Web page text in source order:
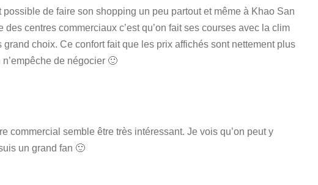
possible de faire son shopping un peu partout et même à Khao San
des centres commerciaux c’est qu’on fait ses courses avec la clim
grand choix. Ce confort fait que les prix affichés sont nettement plus
de négocier 🙂
commercial semble être très intéressant. Je vois qu’on peut y
un grand fan 🙂